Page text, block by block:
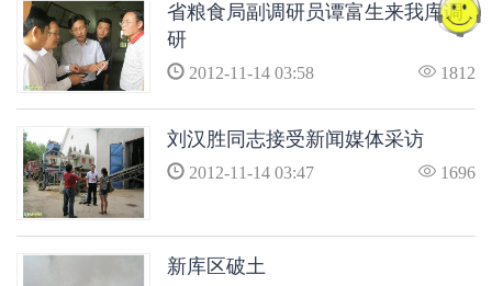
省粮食局副调研员谭富生来我库调
研
2012-11-14 03:58 1812
刘汉胜同志接受新闻媒体采访
2012-11-14 03:47 1696
新库区破土